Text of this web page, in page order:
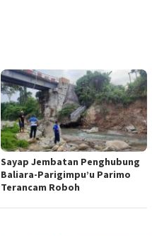
Sayap Jembatan Penghubung
Baliara-Parigimpu’u Parimo
Terancam Roboh